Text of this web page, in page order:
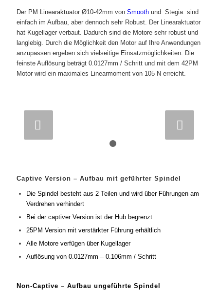
Der PM Linearaktuator Ø10-42mm von Smoothund Stegia sind
einfach im Aufbau, aber dennoch sehr Robust. Der Linearaktuator
hat Kugellager verbaut. Dadurch sind die Motore sehr robust und
langlebig. Durch die Möglichkeit den Motor auf Ihre Anwendungen
anzupassen ergeben sich vielseitige Einsatzmöglichkeiten. Die
feinste Auflösung beträgt 0.0127mm / Schritt und mit dem 42PM
Motor wird ein maximales Linearmoment von 105 N erreicht.
Captive Version – Aufbau mit geführter Spindel
Die Spindel besteht aus 2 Teilen und wird über Führungen am
Verdrehen verhindert
Bei der captiver Version ist der Hub begrenzt
25PM Version mit verstärkter Führung erhältlich
Alle Motore verfügen über Kugellager
Auflösung von 0.0127mm – 0.106mm / Schritt
Non-Captive – Aufbau ungeführte Spindel